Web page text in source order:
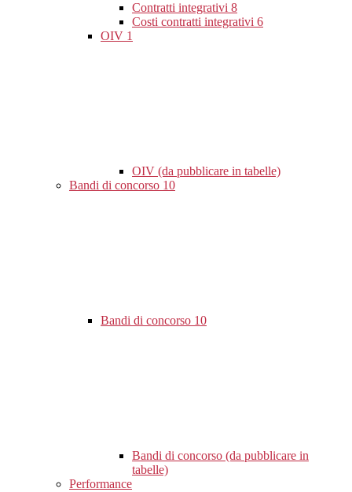
Contratti integrativi 8
Costi contratti integrativi 6
OIV 1
OIV (da pubblicare in tabelle)
Bandi di concorso 10
Bandi di concorso 10
Bandi di concorso (da pubblicare in
tabelle)
Performance